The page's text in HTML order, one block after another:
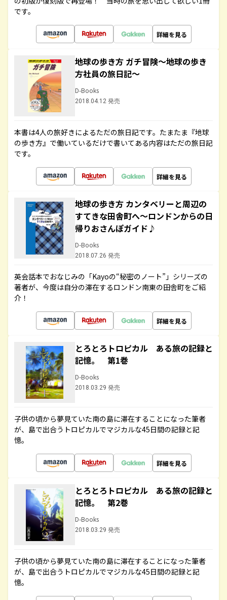
です。
詳細を見る
地球の歩き方 ガチ冒険～地球の歩き
方社員の旅日記～
D-Books
2018.04.12 発売
本書は4人の旅好きによるただの旅日記です。たまたま『地球
の歩き方』で働いているだけで書いてある内容はただの旅日記
です。
詳細を見る
地球の歩き方 カンタベリーと周辺の
すてきな田舎町へ～ロンドンからの日
帰りおさんぽガイド♪
D-Books
2018.07.26 発売
英会話本でおなじみの「Kayoの“秘密のノート”」シリーズの
著者が、今度は自分の滞在するロンドン南東の田舎町をご紹
介！
詳細を見る
とろとろトロピカル ある旅の記録と
記憶。 第1巻
D-Books
2018.03.29 発売
子供の頃から夢見ていた南の島に滞在することになった筆者
が、島で出合うトロピカルでマジカルな45日間の記録と記
憶。
詳細を見る
とろとろトロピカル ある旅の記録と
記憶。 第2巻
D-Books
2018.03.29 発売
子供の頃から夢見ていた南の島に滞在することになった筆者
が、島で出合うトロピカルでマジカルな45日間の記録と記
憶。